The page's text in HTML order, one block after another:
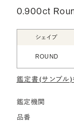
0.900ct
シェイプ
ROUND
鑑定書(サンプル)
鑑定機関
品番